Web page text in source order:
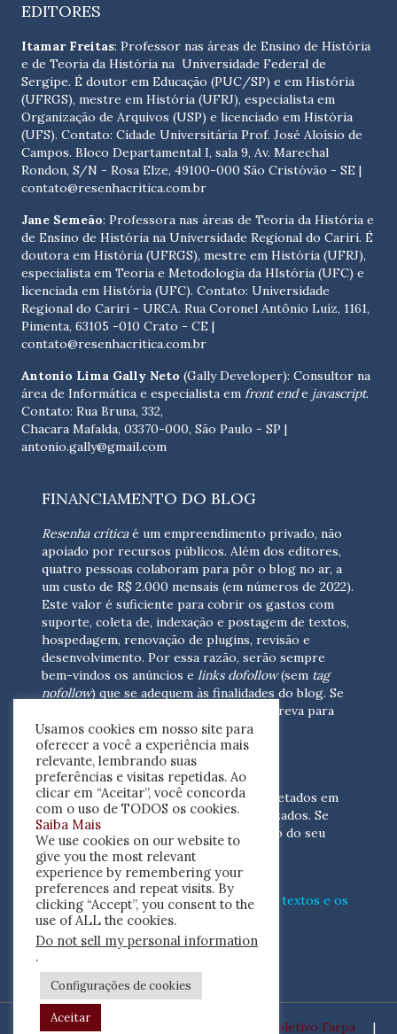
EDITORES
Itamar Freitas: Professor nas áreas de Ensino de História
e de Teoria da História na Universidade Federal de
Sergipe. É doutor em Educação (PUC/SP) e em História
(UFRGS), mestre em História (UFRJ), especialista em
Organização de Arquivos (USP) e licenciado em História
(UFS). Contato: Cidade Universitária Prof. José Aloísio de
Campos. Bloco Departamental I, sala 9, Av. Marechal
Rondon, S/N - Rosa Elze, 49100-000 São Cristóvão - SE |
contato@resenhacritica.com.br
Jane Semeão: Professora nas áreas de Teoria da História e
de Ensino de História na Universidade Regional do Cariri. É
doutora em História (UFRGS), mestre em História (UFRJ),
especialista em Teoria e Metodologia da HIstória (UFC) e
licenciada em História (UFC). Contato: Universidade
Regional do Cariri - URCA. Rua Coronel Antônio Luíz, 1161,
Pimenta, 63105 -010 Crato - CE |
contato@resenhacritica.com.br
Antonio Lima Gally Neto (Gally Developer): Consultor na
área de Informática e especialista em front ende javascript.
Contato: Rua Bruna, 332,
Chacara Mafalda, 03370-000, São Paulo - SP |
antonio.gally@gmail.com
FINANCIAMENTO DO BLOG
Resenha críticaé um empreendimento privado, não
apoiado por recursos públicos. Além dos editores,
quatro pessoas colaboram para pôr o blog no ar, a
um custo de R$ 2.000 mensais (em números de 2022).
Este valor é suficiente para cobrir os gastos com
suporte, coleta de, indexação e postagem de textos,
hospedagem, renovação de plugins, revisão e
desenvolvimento. Por essa razão, serão sempre
bem-vindos os anúncios e links dofollow(sem tag
nofollow) que se adequem às finalidades do blog. Se
escreva para
nós(contato@resenhacritica.com.br)
FONTES E ACERVO
As resenhas, dossiês e sumários são coletados em
periódicos acadêmicos e sites especializados. Se
você tem interesse em divulgar o acervo do seu
periódico, escreva para nós
(contato@resenhacritica.com.br)
Conheça omodocomo processamos os textos e os
índicesdisponibilizados neste blog.
ISSN 2764-0302
Coletivo Farpa |
Usamos cookies em nosso site para
oferecer a você a experiência mais
relevante, lembrando suas
preferências e visitas repetidas. Ao
clicar em “Aceitar”, você concorda
com o uso de TODOS os cookies.
Saiba Mais
We use cookies on our website to
give you the most relevant
experience by remembering your
preferences and repeat visits. By
clicking “Accept”, you consent to the
use of ALL the cookies.
Do not sell my personal information
.
Configurações de cookies
Aceitar